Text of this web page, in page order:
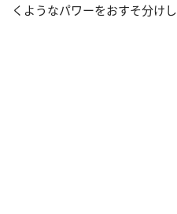
くようなパワーをおすそ分け